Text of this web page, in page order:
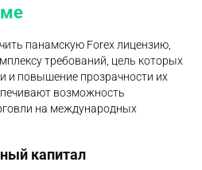
панамскую Forex лицензию,
требований, цель которых
и повышение прозрачности их
возможность
на международных
капитал